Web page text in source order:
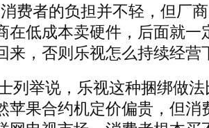
费者的负担并不轻，但厂
在低成本卖硬件，后面就一
来，否则乐视怎么持续经营
列举说，乐视这种捆绑做
苹果合约机定价偏贵，但消